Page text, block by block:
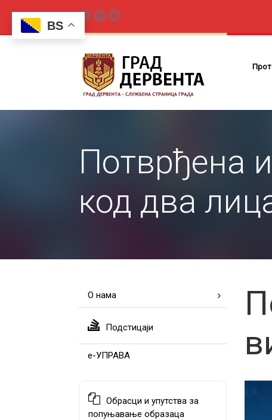
Потврђена
код два
О нама
Подстицаји
е-УПРАВА
Обрасци и упутства за
попуњавање образаца
BS